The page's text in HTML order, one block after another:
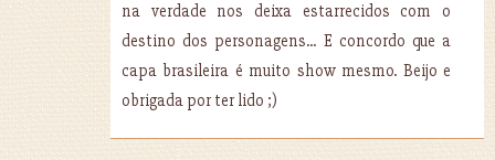
na verdade nos deixa estarrecidos com o
destino dos personagens... E concordo que a
capa brasileira é muito show mesmo. Beijo e
obrigada por ter lido ;)